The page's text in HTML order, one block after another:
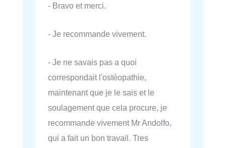
- Bravo et merci.
- Je recommande vivement.
- Je ne savais pas a quoi
correspondait l'ostéopathie,
maintenant que je le sais et le
soulagement que cela procure, je
recommande vivement Mr Andolfo,
qui a fait un bon travail. Tres